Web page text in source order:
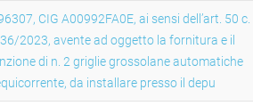
CIG A00992FA0E, ai sensi dell’art. 50 c.
36/2023, avente ad oggetto la fornitura e il
di n. 2 griglie grossolane automatiche
da installare presso il depu